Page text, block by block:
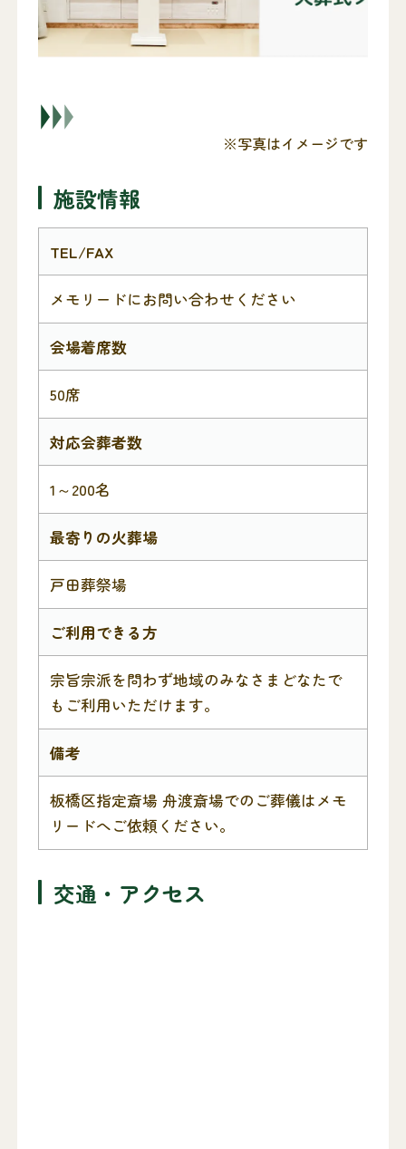
※写真はイメージです
施設情報
TEL/FAX
メモリードにお問い合わせください
会場着席数
50席
対応会葬者数
1～200名
最寄りの火葬場
戸田葬祭場
ご利用できる方
宗旨宗派を問わず地域のみなさまどなたで
もご利用いただけます。
備考
板橋区指定斎場 舟渡斎場でのご葬儀はメモ
リードへご依頼ください。
交通・アクセス